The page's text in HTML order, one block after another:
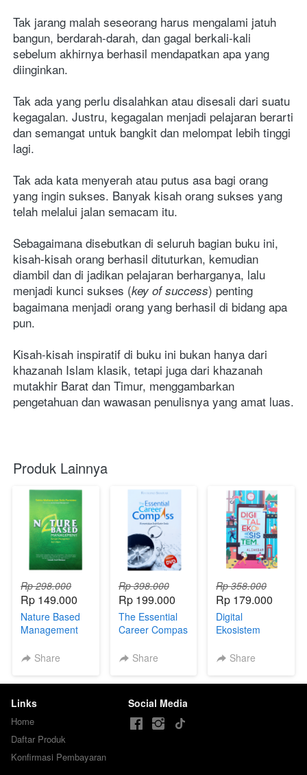
Tak jarang malah seseorang harus mengalami jatuh
bangun, berdarah-darah, dan gagal berkali-kali
sebelum akhirnya berhasil mendapatkan apa yang
diinginkan.
Tak ada yang perlu disalahkan atau disesali dari suatu
kegagalan. Justru, kegagalan menjadi pelajaran berarti
dan semangat untuk bangkit dan melompat lebih tinggi
lagi.
Tak ada kata menyerah atau putus asa bagi orang
yang ingin sukses. Banyak kisah orang sukses yang
telah melalui jalan semacam itu.
Sebagaimana disebutkan di seluruh bagian buku ini,
kisah-kisah orang berhasil dituturkan, kemudian
diambil dan di jadikan pelajaran berharganya, lalu
menjadi kunci sukses (key of success) penting
bagaimana menjadi orang yang berhasil di bidang apa
pun.
Kisah-kisah inspiratif di buku ini bukan hanya dari
khazanah Islam klasik, tetapi juga dari khazanah
mutakhir Barat dan Timur, menggambarkan
Produk Lainnya
Rp 298.000
Rp 149.000
Nature Based
Management
Share
Rp 398.000
Rp 199.000
The Essential
Career Compas
Share
Rp 358.000
Rp 179.000
Digital
Ekosistem
Share
Links
Home
Daftar Produk
Konfirmasi Pembayaran
Social Media